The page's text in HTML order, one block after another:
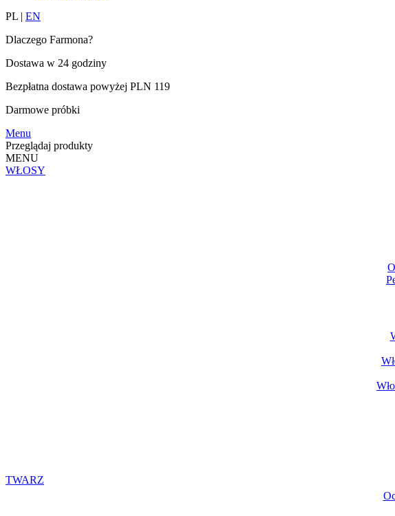
PL | EN
Dlaczego Farmona?
Dostawa w 24 godziny
Bezpłatna dostawa powyżej PLN 119
Darmowe próbki
Menu
Przeglądaj produkty
MENU
WŁOSY
TWARZ